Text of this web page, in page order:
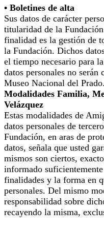
• Boletines de alta
Sus datos de carácter
titularidad de la
finalidad es la gestión de
la Fundación. Dichos
el tiempo necesario para
datos personales no serán
Museo Nacional del Prado.
Modalidades Familia,
Velázquez
Estas modalidades de
datos personales de
Fundación, en aras de
datos, señala que usted
mismos son ciertos,
informado
finalidades y la forma en
personales. Del mismo
responsabilidad sobre
recayendo la misma,